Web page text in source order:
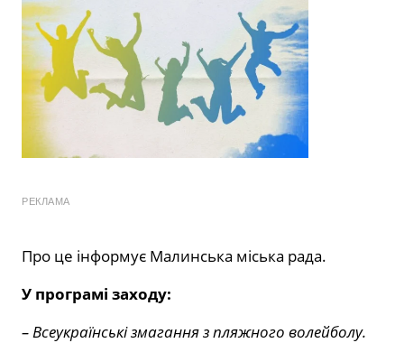
РЕКЛАМА
Про це інформує Малинська міська рада.
У програмі заходу:
– Всеукраїнські змагання з пляжного волейболу.